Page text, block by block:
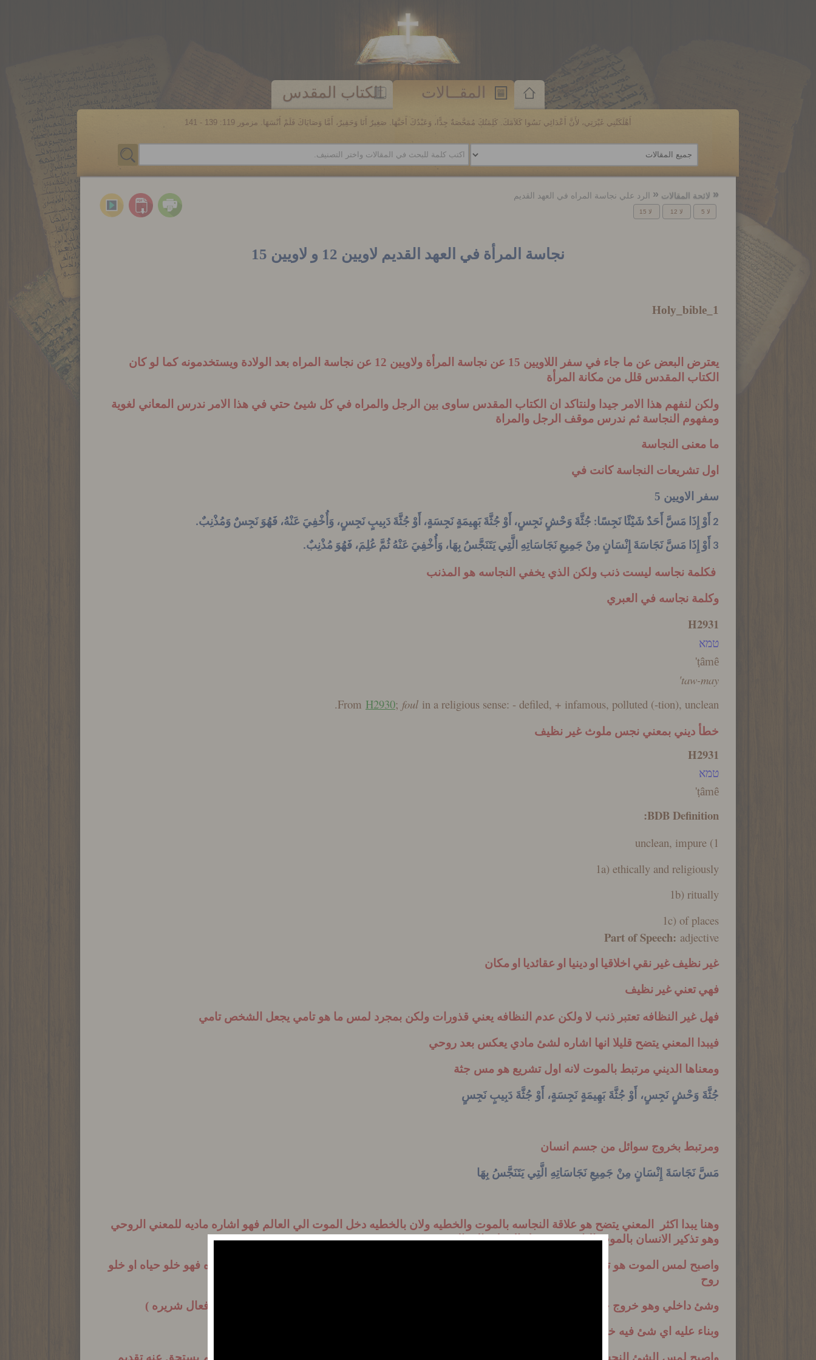
المقــالات الكتاب المقدس
أَهْلَكَتْنِي غَيْرَتِي، لأَنَّ أَعْدَائِي نَسُوا كَلاَمَكَ. كَلِمَتُكَ مُمَحَّصَةٌ جِدًّا، وَعَبْدُكَ أَحَبَّهَا. صَغِيرٌ أَنَا وَحَقِيرٌ، أَمَّا وَصَايَاكَ فَلَمْ أَنْسَهَا. مزمور 119: 139 - 141
إلىلائحة المقالات إلىالرد علي نجاسة المراه في العهد القديم
لا 5 لا 12 لا 15
نجاسة المرأة في العهد القديم لاويين 12 و لاويين 15
Holy_bible_1
يعترض البعض عن ما جاء في سفر اللاويين 15 عن نجاسة المرأة ولاويين 12 عن نجاسة المراه بعد الولادة
ويستخدمونه كما لو كان
الكتاب المقدس قلل من مكانة المرأة
ولكن لنفهم هذا الامر جيدا ولنتاكد ان الكتاب المقدس ساوى بين الرجل والمراه في كل شيئ حتي في هذا الامر ندرس المعاني لغوية
ومفهوم النجاسة ثم ندرس موقف الرجل والمراة
ما معنى النجاسة
اول تشريعات النجاسة كانت في
سفر الاويين 5
2 أَوْ إِذَا مَسَّ أَحَدٌ شَيْئًا نَجِسًا: جُثَّةَ وَحْشٍ نَجِسٍ، أَوْ جُثَّةَ بَهِيمَةٍ نَجِسَةٍ، أَوْ جُثَّةَ دَبِيبٍ نَجِسٍ، وَأُخْفِيَ عَنْهُ، فَهُوَ نَجِسٌ وَمُذْنِبٌ.
3 أَوْ إِذَا مَسَّ نَجَاسَةَ إِنْسَانٍ مِنْ جَمِيعِ نَجَاسَاتِهِ الَّتِي يَتَنَجَّسُ بِهَا، وَأُخْفِيَ عَنْهُ ثُمَّ عُلِمَ، فَهُوَ مُذْنِبٌ.
فكلمة نجاسه ليست ذنب ولكن الذي يخفي النجاسه هو المذنب
وكلمة نجاسه في العبري
H2931
טמא
tame
'
taw-may'
From H2930; foul in a religious sense: - defiled, + infamous, polluted (-tion), unclean.
خطأ ديني بمعني نجس ملوث غير نظيف
H2931
טמא
tame
'
BDB Definition:
1) unclean, impure
1a) ethically and religiously
1b) ritually
1c) of places
Part of Speech: adjective
غير نظيف غير نقي اخلاقيا او دينيا او عقائديا او مكان
فهي تعني غير نظيف
فهل غير النظافه تعتبر ذنب لا ولكن عدم النظافه يعني قذورات ولكن بمجرد لمس ما هو تامي يجعل الشخص تامي
فيبدا المعني يتضح قليلا انها اشاره لشئ مادي يعكس بعد روحي
ومعناها الديني مرتبط بالموت لانه اول تشريع هو مس جثة
جُثَّةَ وَحْشٍ نَجِسٍ، أَوْ جُثَّةَ بَهِيمَةٍ نَجِسَةٍ، أَوْ جُثَّةَ دَبِيبٍ نَجِسٍ
ومرتبط بخروج سوائل من جسم انسان
مَسَّ نَجَاسَةَ إِنْسَانٍ مِنْ جَمِيعِ نَجَاسَاتِهِ الَّتِي يَتَنَجَّسُ بِهَا
وهنا يبدا اكثر المعني يتضح هو علاقة النجاسه بالموت والخطيه ولان بالخطيه دخل الموت الي العالم فهو اشاره ماديه للمعني الروحي
وهو تذكير الانسان بالموت الناتج عن دخول الخطيه الي البشريه
واصبح لمس الموت هو تعبير عن اشتياق للخطيه ورمز اليها بشئ خارجي ( وهو لمس الجثث ) التي غادرتها الحياه فهو خلو حياه او خلو
روح
وشئ داخلي وهو خروج خلايا او انسجه حيه من الداخل يترك مكانه خلو حياه ( مثل الفكر الشرير الذي ينتج عنه افعال شريره )
وبناء عليه اي شئ فيه خلو حياه من الخارج او الداخل يكون تامي اي نجس
واصبح لمس الشئ النجس الذي فيه خلو حياه حتي ولو كان بدون علم مثل الاشتراك في خطيه حتي لو بدون علم يستحق عنه تقديم